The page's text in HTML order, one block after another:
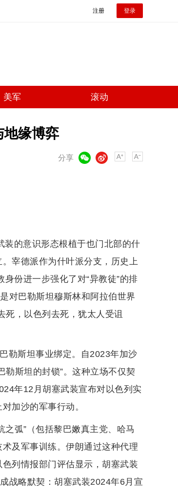
注册 登录
美军 滚动
地缘博弈
分享
微博
的意识形态根植于也门北部的什
宰德派作为什叶派分支，历史上
份进一步强化了对“异教徒”的排
对巴勒斯坦穆斯林和阿拉伯世界
死，以色列去死，犹太人受诅
勒斯坦事业绑定。自2023年加沙
勒斯坦的封锁”。这种立场不仅契
年12月胡塞武装宣布对以色列实
加沙的军事行动。
弧”（包括黎巴嫩真主党、哈马
及军事训练。伊朗通过这种代理
列情报部门评估显示，胡塞武装
战略默契：胡塞武装2024年6月宣